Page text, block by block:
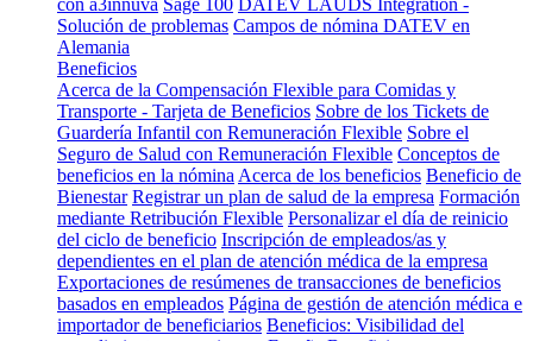
Solución de problemas Campos de nómina DATEV en
Alemania
Beneficios
Acerca de la Compensación Flexible para Comidas y
Transporte - Tarjeta de Beneficios Sobre de los Tickets de
Guardería Infantil con Remuneración Flexible Sobre el
Seguro de Salud con Remuneración Flexible Conceptos de
beneficios en la nómina Acerca de los beneficios Beneficio de
Bienestar Registrar un plan de salud de la empresa Formación
mediante Retribución Flexible Personalizar el día de reinicio
del ciclo de beneficio Inscripción de empleados/as y
dependientes en el plan de atención médica de la empresa
Exportaciones de resúmenes de transacciones de beneficios
basados en empleados Página de gestión de atención médica e
importador de beneficiarios Beneficios: Visibilidad del